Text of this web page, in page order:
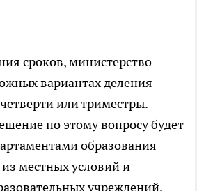
сроков, министерство
вариантах деления
или триместры.
по этому вопросу будет
образования
местных условий и
учреждений.